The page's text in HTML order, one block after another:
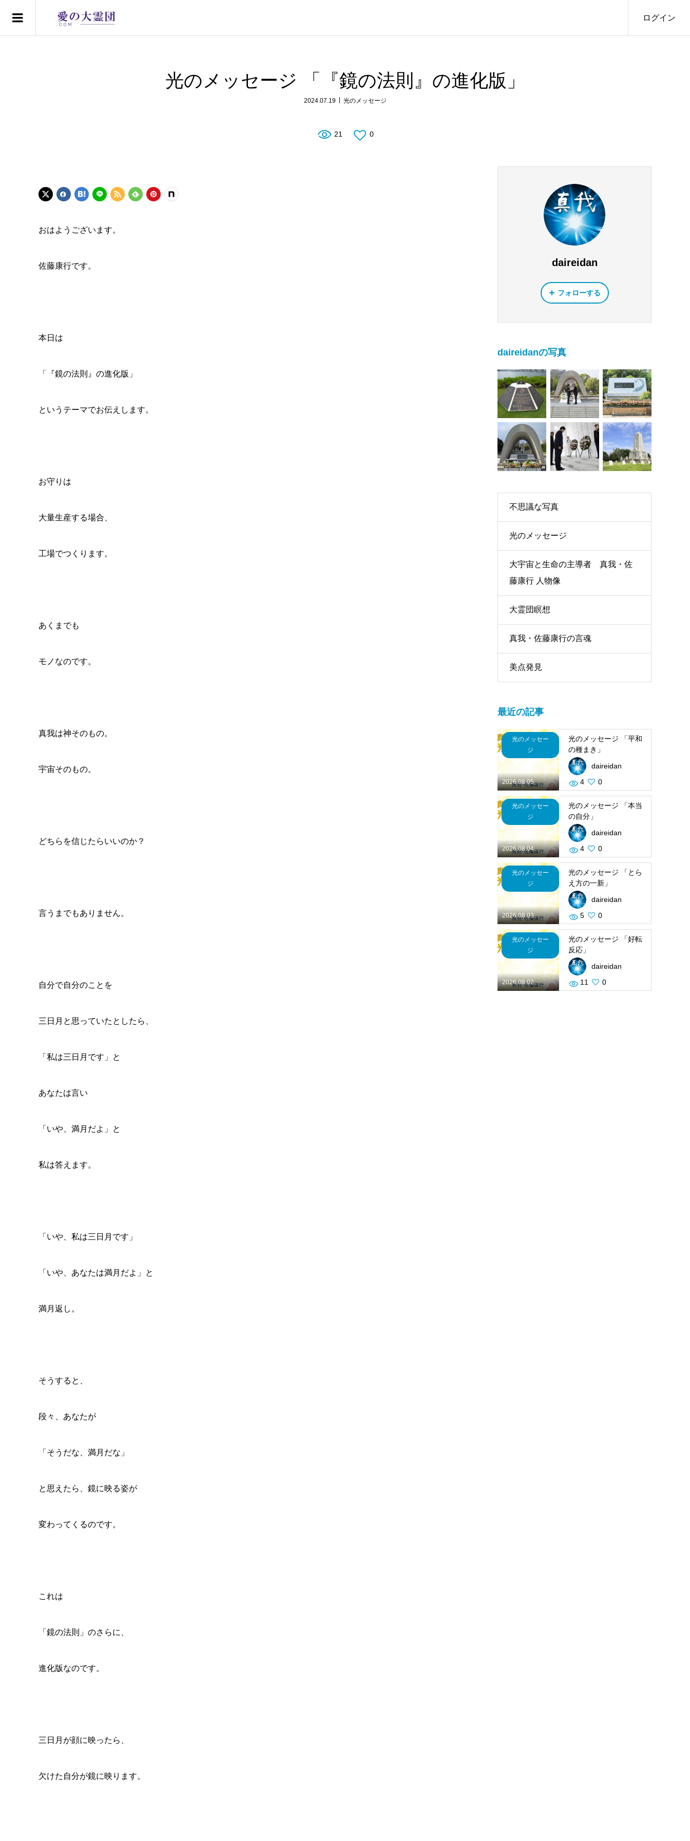
ログイン
光のメッセージ 「『鏡の法則』の進化版」
2024.07.19 光のメッセージ
21 0
おはようございます。
佐藤康行です。
本日は
「『鏡の法則』の進化版」
というテーマでお伝えします。
お守りは
大量生産する場合、
工場でつくります。
あくまでも
モノなのです。
真我は神そのもの。
宇宙そのもの。
どちらを信じたらいいのか？
言うまでもありません。
自分で自分のことを
三日月と思っていたとしたら、
「私は三日月です」と
あなたは言い
「いや、満月だよ」と
私は答えます。
「いや、私は三日月です」
「いや、あなたは満月だよ」と
満月返し。
そうすると、
段々、あなたが
「そうだな、満月だな」
と思えたら、鏡に映る姿が
変わってくるのです。
これは
「鏡の法則」のさらに、
進化版なのです。
三日月が顔に映ったら、
欠けた自分が鏡に映ります。
daireidan
フォローする
daireidanの写真
不思議な写真
光のメッセージ
大宇宙と生命の主導者 真我・佐
藤康行 人物像
大霊団瞑想
真我・佐藤康行の言魂
美点発見
最近の記事
2026.08.05
光のメッセー
ジ
光のメッセージ 「平和
の種まき」
daireidan
4
0
2026.08.04
光のメッセー
ジ
光のメッセージ 「本当
の自分」
daireidan
4
0
2026.08.03
光のメッセー
ジ
光のメッセージ 「とら
え方の一新」
daireidan
5
0
2026.08.02
光のメッセー
ジ
光のメッセージ 「好転
反応」
daireidan
11
0